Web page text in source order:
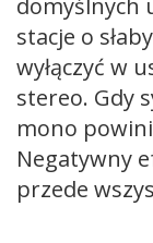
domyślnych
stacje o
wyłączyć w
stereo. Gdy
mono
Negatywny
przede